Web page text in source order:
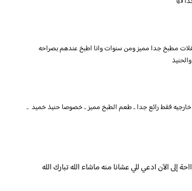
مطبخ جدا مميز ومن سنوات وانا اطبخ عندهم بصراحه
فقط رائع جدا .. طعم الطبخ مميز .. خصوصا حنيذ خميد ..
بتبوك وبصراااحة إلى الآن ادعي للي عشانا منه ماشاء الله تبارك الله